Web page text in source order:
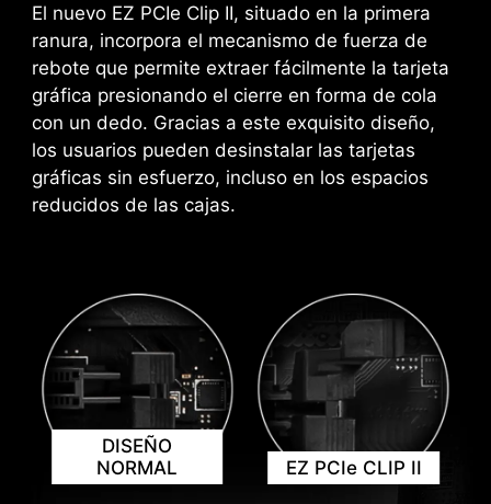
El nuevo EZ PCIe Clip II, situado en la primera
ranura, incorpora el mecanismo de fuerza de
rebote que permite extraer fácilmente la tarjeta
gráfica presionando el cierre en forma de cola
con un dedo. Gracias a este exquisito diseño,
los usuarios pueden desinstalar las tarjetas
gráficas sin esfuerzo, incluso en los espacios
reducidos de las cajas.
DISEÑO
NORMAL
EZ PCIe CLIP II
NOTIFICACIÓN PARA EVITAR
*Asegúrate de conectarte a Internet o el instalador de
la utilidad de drivers no se iniciará automáticamente..
*MSI Driver Utility Installer estará listo en Windows 11
build 22H2.
Este LED se enciende cuando detecta
una memoria defectuosa en las
ranuras, lo que elimina las conjeturas
de la solución de problemas.
artificial en aspectos clave de tu experiencia
informática para realizar optimizaciones más
inteligentes en tiempo real. El MSI Center ofrece
una interfaz limpia y mínima para personalizar y
gestionar la configuración de tu PC. El AI
Engine, por ejemplo, ajusta automáticamente la
configuración en función de las aplicaciones
que estés utilizando, garantizando un